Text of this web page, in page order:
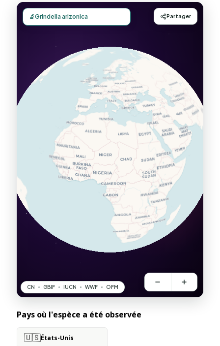
Pays où l'espèce a été observée
🇺🇸États-Unis